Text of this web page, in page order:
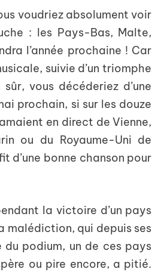
voudriez absolument voir
: les Pays-Bas, Malte,
l’année prochaine ! Car
suivie d’un triomphe
vous décéderiez d’une
prochain, si sur les douze
en direct de Vienne,
ou du Royaume-Uni de
d’une bonne chanson pour
la victoire d’un pays
malédiction, qui depuis ses
du podium, un de ces pays
ou pire encore, a pitié.